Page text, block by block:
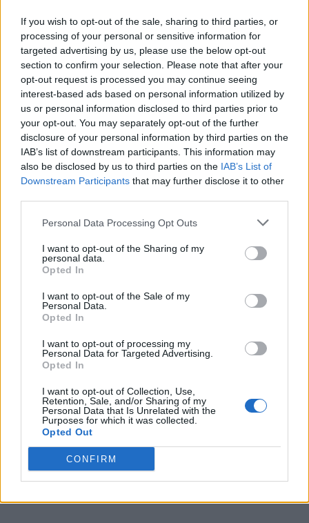
If you wish to opt-out of the sale, sharing to third parties, or
processing of your personal or sensitive information for
targeted advertising by us, please use the below opt-out
section to confirm your selection. Please note that after your
opt-out request is processed you may continue seeing
interest-based ads based on personal information utilized by
us or personal information disclosed to third parties prior to
your opt-out. You may separately opt-out of the further
disclosure of your personal information by third parties on the
IAB’s list of downstream participants. This information may
also be disclosed by us to third parties on the IAB’s List of
Downstream Participants that may further disclose it to other
Personal Data Processing Opt Outs
I want to opt-out of the Sharing of my
personal data.
Opted In
I want to opt-out of the Sale of my
Personal Data.
Opted In
I want to opt-out of processing my
Personal Data for Targeted Advertising.
Opted In
I want to opt-out of Collection, Use,
Retention, Sale, and/or Sharing of my
Personal Data that Is Unrelated with the
Purposes for which it was collected.
Opted Out
CONFIRM
Soggiorni marini
invernali per gli over
sessanta casalesi:
iscrizioni dal 3
novembre
2 Novembre 2014
In "Valenza-Casale"
A Casale al via i
Soggiorni marini
invernali per gli over
sessanta
24 Ottobre 2015
In "Valenza-Casale"
CASALE
MONFERRATO:
Lunedì si aprono le
L’hotel Europa di San
provincia di Imperia,
ospiterà anche
ultrasessantenni
casalesi per il
soggiorno marino
primaverile. Il periodo
di vacanza, in camere
doppie con servizi
sarà dal 13 al 27
maggio: «I soggiorni
marini di primavera
sono ormai diventati
un’apprezzata
tradizione,…
1 Aprile 2012
In "Valenza-Casale"
CONDIVIDERE:
VALUTARE: